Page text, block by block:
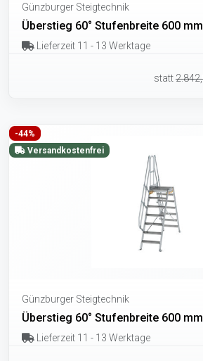
Günzburger Steigtechnik
Überstieg 60° Stufenbreite 600
Lieferzeit 11 - 13 Werktage
statt
-44%
Versandkostenfrei
Günzburger Steigtechnik
Überstieg 60° Stufenbreite 600
Lieferzeit 11 - 13 Werktage